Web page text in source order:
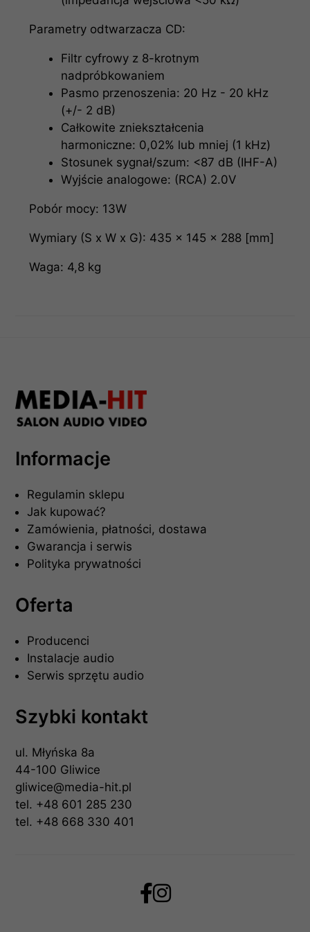
Parametry odtwarzacza CD:
Filtr cyfrowy z 8-krotnym
nadpróbkowaniem
Pasmo przenoszenia: 20 Hz - 20 kHz
(+/- 2 dB)
Całkowite zniekształcenia
harmoniczne: 0,02% lub mniej (1 kHz)
Stosunek sygnał/szum: <87 dB (IHF-A)
Wyjście analogowe: (RCA) 2.0V
Pobór mocy: 13W
Wymiary (S x W x G): 435 × 145 × 288 [mm]
Waga: 4,8 kg
Informacje
Regulamin sklepu
Jak kupować?
Zamówienia, płatności, dostawa
Gwarancja i serwis
Polityka prywatności
Oferta
Producenci
Instalacje audio
Serwis sprzętu audio
Szybki kontakt
ul. Młyńska 8a
44-100 Gliwice
gliwice@media-hit.pl
tel. +48 601 285 230
tel. +48 668 330 401